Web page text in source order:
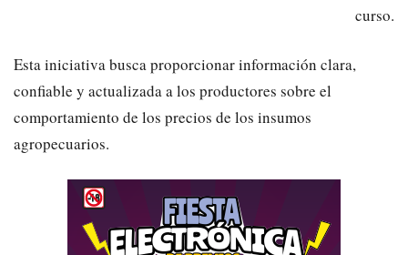
curso.
Esta iniciativa busca proporcionar información clara,
confiable y actualizada a los productores sobre el
comportamiento de los precios de los insumos
agropecuarios.